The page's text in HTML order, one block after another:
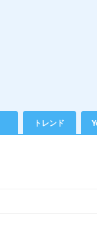
トレンド